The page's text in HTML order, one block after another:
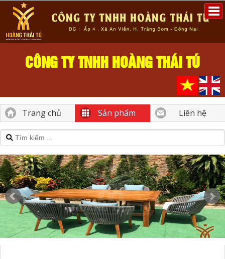
CÔNG TY TNHH HOÀNG THÁI TÚ
Trang chủ Sản phẩm Liên hệ